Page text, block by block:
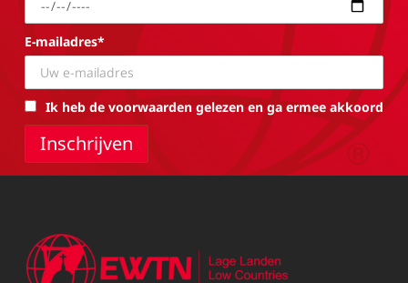
E-mailadres*
Ik heb de voorwaarden gelezen en ga ermee akkoord